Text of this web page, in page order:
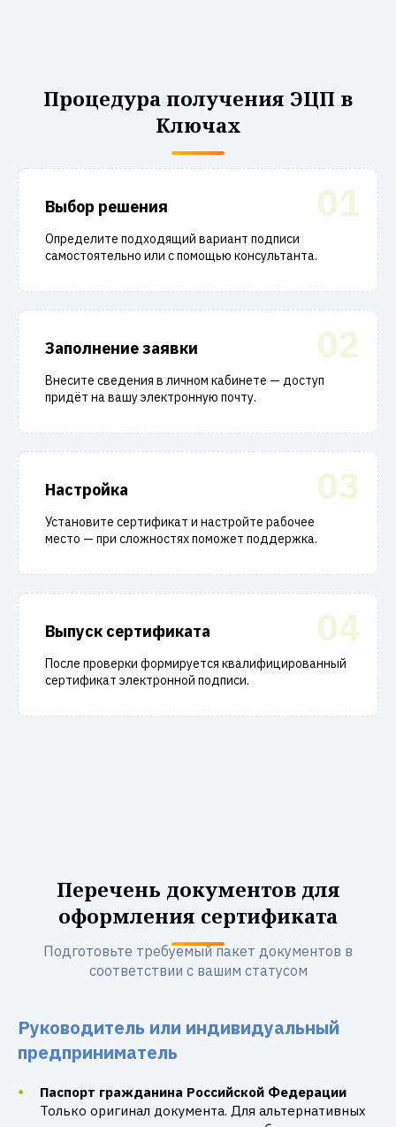
Процедура получения ЭЦП в
Ключах
01
Выбор решения
Определите подходящий вариант подписи
самостоятельно или с помощью консультанта.
02
Заполнение заявки
Внесите сведения в личном кабинете — доступ
придёт на вашу электронную почту.
03
Настройка
Установите сертификат и настройте рабочее
место — при сложностях поможет поддержка.
04
Выпуск сертификата
После проверки формируется квалифицированный
сертификат электронной подписи.
Перечень документов для
оформления сертификата
Подготовьте требуемый пакет документов в
соответствии с вашим статусом
Руководитель или индивидуальный
предприниматель
Паспорт гражданина Российской Федерации
Только оригинал документа. Для альтернативных